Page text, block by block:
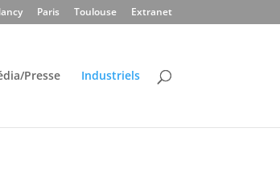
Paris Toulouse Extranet
Presse Industriels